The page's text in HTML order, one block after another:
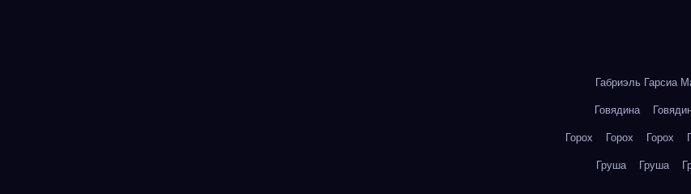
Габриэль Гарсиа
Говядина
Горох Горох Горох
Груша Груша